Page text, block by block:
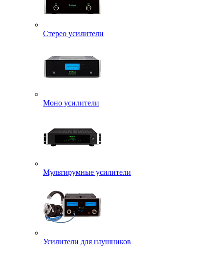
Стерео усилители
Моно усилители
Мультирумные усилители
Усилители для наушников